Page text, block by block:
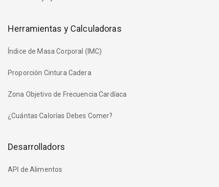
Herramientas y Calculadoras
Índice de Masa Corporal (IMC)
Proporción Cintura Cadera
Zona Objetivo de Frecuencia Cardíaca
¿Cuántas Calorías Debes Comer?
Desarrolladors
API de Alimentos